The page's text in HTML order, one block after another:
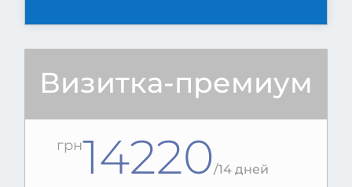
Визитка-премиум
грн14220/14 дней